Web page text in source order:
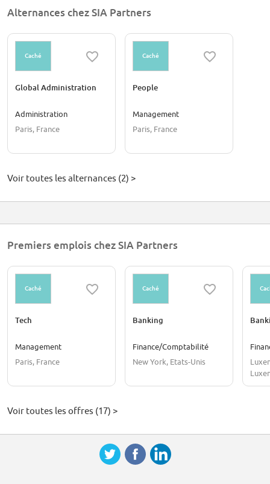
Alternances chez SIA Partners
Caché
Global Administration
Administration
Paris, France
Caché
People
Management
Paris, France
Voir toutes les alternances (2) >
Premiers emplois chez SIA Partners
Caché
Tech
Management
Paris, France
Caché
Banking
Finance/Comptabilité
New York, Etats-Unis
Voir toutes les offres (17) >